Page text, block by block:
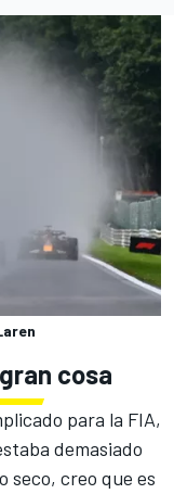
cosa
para la FIA,
demasiado
seco, creo que es